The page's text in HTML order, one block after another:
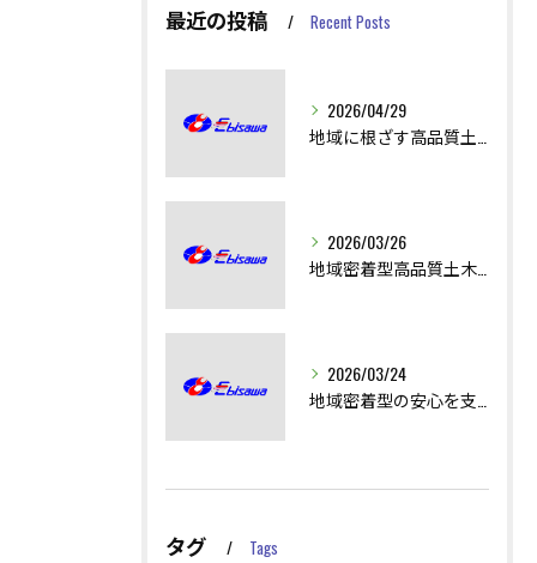
最近の投稿 Recent Posts
2026/04/29
2026/03/26
2026/03/24
タグ Tags